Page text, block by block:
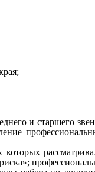
и старшего